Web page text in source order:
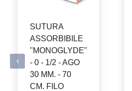
SUTURA
ASSORBIBILE
"MONOGLYDE"
- 0 - 1/2 - AGO
30 MM. - 70
CM. FILO